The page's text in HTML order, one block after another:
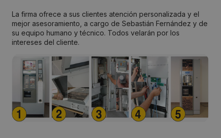
La firma ofrece a sus clientes atención personalizada y el
mejor asesoramiento, a cargo de Sebastián Fernández y de
su equipo humano y técnico. Todos velarán por los
intereses del cliente.